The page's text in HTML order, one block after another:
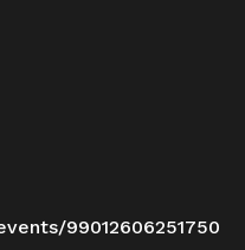
990126062517505